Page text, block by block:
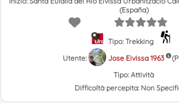
(España)
Tipo: Trekking
Utente:
Jose Eivissa 1963
Tipo: Attività
Difficoltà percepita: Non